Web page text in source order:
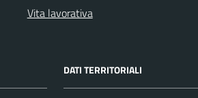
Vita lavorativa
DATI TERRITORIALI